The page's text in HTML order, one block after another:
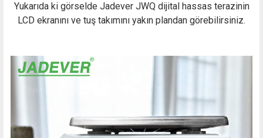
Yukarıda ki görselde Jadever JWQ dijital hassas terazinin
LCD ekranını ve tuş takımını yakın plandan görebilirsiniz.